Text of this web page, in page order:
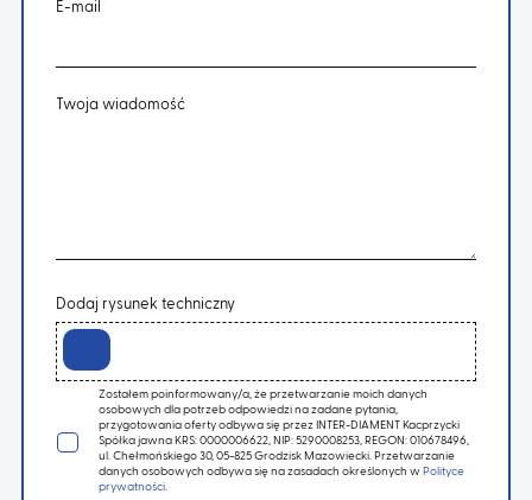
E-mail
Twoja wiadomość
Dodaj rysunek techniczny
Zostałem poinformowany/a, że przetwarzanie moich danych
osobowych dla potrzeb odpowiedzi na zadane pytania,
przygotowania oferty odbywa się przez INTER-DIAMENT Kacprzycki
Spółka jawna KRS: 0000006622, NIP: 5290008253, REGON: 010678496,
ul. Chełmońskiego 30, 05-825 Grodzisk Mazowiecki. Przetwarzanie
danych osobowych odbywa się na zasadach określonych w Polityce
prywatności.